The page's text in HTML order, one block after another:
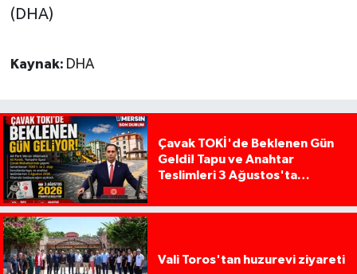
(DHA)
Kaynak: DHA
Çavak TOKİ'de Beklenen Gün
Geldi! Tapu ve Anahtar
Teslimleri 3 Ağustos'ta
Vali Toros'tan huzurevi ziyareti